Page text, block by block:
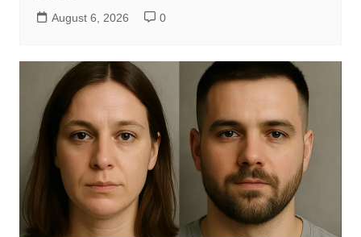
August 6, 2026 0